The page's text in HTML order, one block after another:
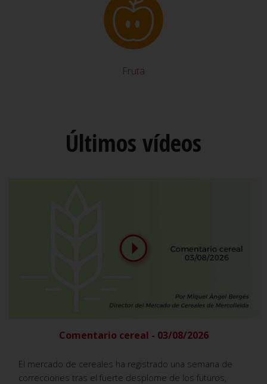
Fruta
Últimos vídeos
Comentario cereal - 03/08/2026
El mercado de cereales ha registrado una semana de
correcciones tras el fuerte desplome de los futuros,